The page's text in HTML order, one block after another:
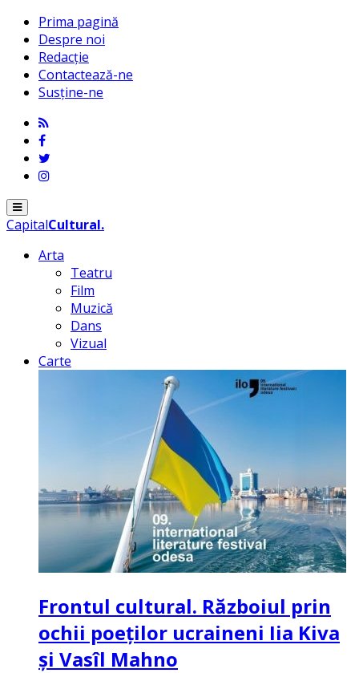
Prima pagină
Despre noi
Redacție
Contactează-ne
Susține-ne
Menu
CapitalCultural.
Arta
Teatru
Film
Muzică
Dans
Vizual
Carte
Frontul cultural. Războiul prin
ochii poeților ucraineni Iia Kiva
și Vasîl Mahno